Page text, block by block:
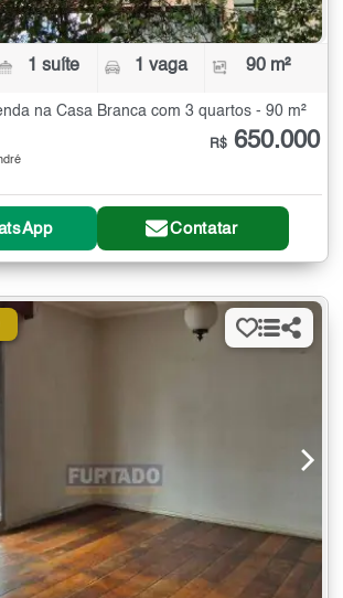
1 suíte 1 vaga 90 m²
na Casa Branca com 3 quartos - 90 m²
R$ 650.000
Contatar